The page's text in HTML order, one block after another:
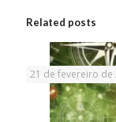
Related posts
21 de fevereiro de